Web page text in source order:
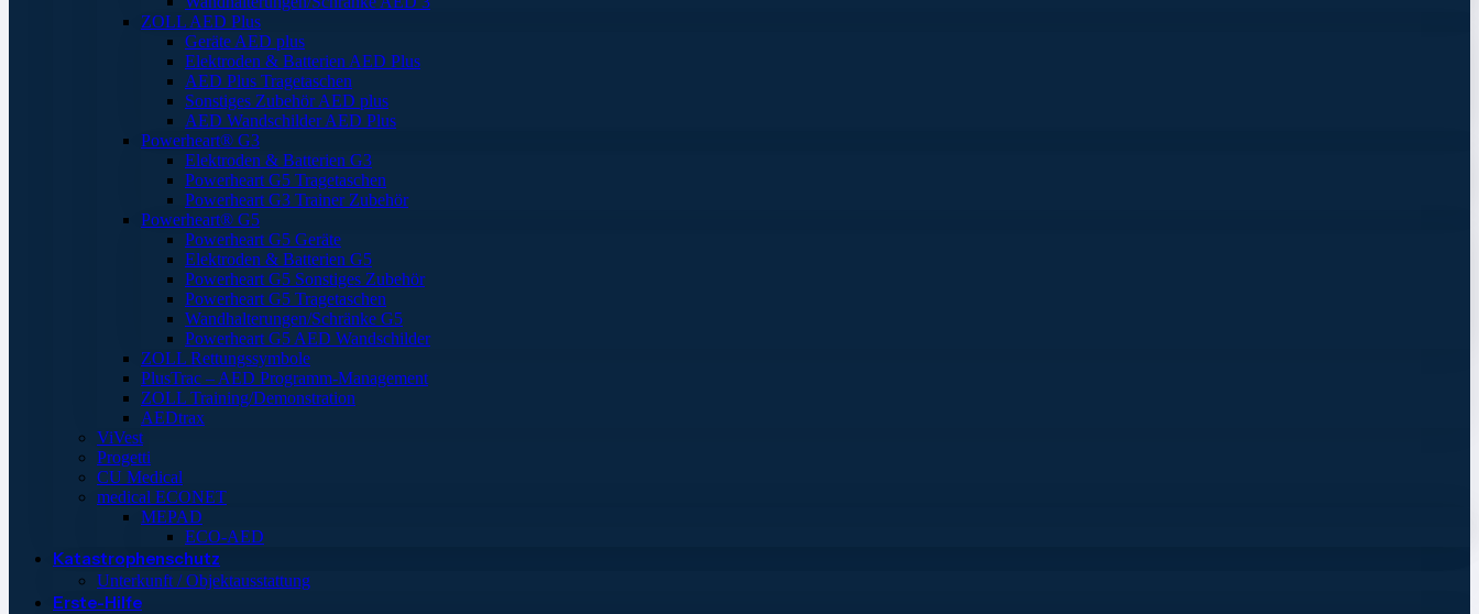
ZOLL AED Plus
Geräte AED plus
Elektroden & Batterien AED Plus
AED Plus Tragetaschen
Sonstiges Zubehör AED plus
AED Wandschilder AED Plus
Powerheart® G3
Elektroden & Batterien G3
Powerheart G5 Tragetaschen
Powerheart G3 Trainer Zubehör
Powerheart® G5
Powerheart G5 Geräte
Elektroden & Batterien G5
Powerheart G5 Sonstiges Zubehör
Powerheart G5 Tragetaschen
Wandhalterungen/Schränke G5
Powerheart G5 AED Wandschilder
ZOLL Rettungssymbole
PlusTrac – AED Programm-Management
ZOLL Training/Demonstration
AEDtrax
ViVest
Progetti
CU Medical
medical ECONET
MEPAD
ECO-AED
Katastrophenschutz
Unterkunft / Objektausstattung
Erste-Hilfe